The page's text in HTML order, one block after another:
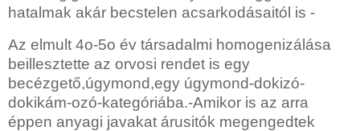
hatalmak akár becstelen acsarkodásaitól is -
Az elmult 4o-5o év társadalmi homogenizálása
beillesztette az orvosi rendet is egy
becézgető,úgymond,egy úgymond-dokizó-
dokikám-ozó-kategóriába.-Amikor is az arra
éppen anyagi javakat árusitók megengedtek